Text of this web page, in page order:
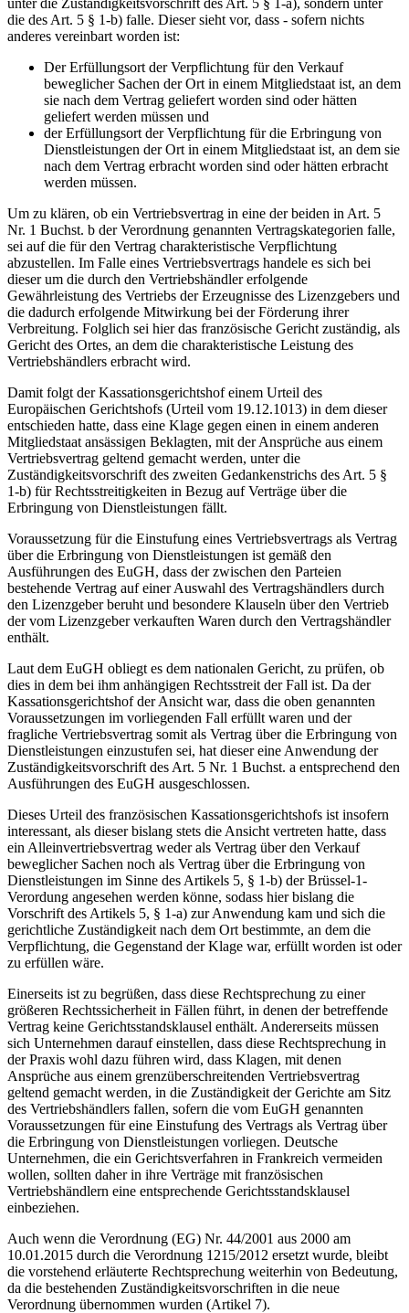
die des Art. 5 § 1-b) falle. Dieser sieht vor, dass - sofern nichts
anderes vereinbart worden ist:
Der Erfüllungsort der Verpflichtung für den Verkauf
beweglicher Sachen der Ort in einem Mitgliedstaat ist, an dem
sie nach dem Vertrag geliefert worden sind oder hätten
geliefert werden müssen und
der Erfüllungsort der Verpflichtung für die Erbringung von
Dienstleistungen der Ort in einem Mitgliedstaat ist, an dem sie
nach dem Vertrag erbracht worden sind oder hätten erbracht
werden müssen.
Um zu klären, ob ein Vertriebsvertrag in eine der beiden in Art. 5
Nr. 1 Buchst. b der Verordnung genannten Vertragskategorien falle,
sei auf die für den Vertrag charakteristische Verpflichtung
abzustellen. Im Falle eines Vertriebsvertrags handele es sich bei
dieser um die durch den Vertriebshändler erfolgende
Gewährleistung des Vertriebs der Erzeugnisse des Lizenzgebers und
die dadurch erfolgende Mitwirkung bei der Förderung ihrer
Verbreitung. Folglich sei hier das französische Gericht zuständig, als
Gericht des Ortes, an dem die charakteristische Leistung des
Vertriebshändlers erbracht wird.
Damit folgt der Kassationsgerichtshof einem Urteil des
Europäischen Gerichtshofs (Urteil vom 19.12.1013) in dem dieser
entschieden hatte, dass eine Klage gegen einen in einem anderen
Mitgliedstaat ansässigen Beklagten, mit der Ansprüche aus einem
Vertriebsvertrag geltend gemacht werden, unter die
Zuständigkeitsvorschrift des zweiten Gedankenstrichs des Art. 5 §
1-b) für Rechtsstreitigkeiten in Bezug auf Verträge über die
Erbringung von Dienstleistungen fällt.
Voraussetzung für die Einstufung eines Vertriebsvertrags als Vertrag
über die Erbringung von Dienstleistungen ist gemäß den
Ausführungen des EuGH, dass der zwischen den Parteien
bestehende Vertrag auf einer Auswahl des Vertragshändlers durch
den Lizenzgeber beruht und besondere Klauseln über den Vertrieb
der vom Lizenzgeber verkauften Waren durch den Vertragshändler
enthält.
Laut dem EuGH obliegt es dem nationalen Gericht, zu prüfen, ob
dies in dem bei ihm anhängigen Rechtsstreit der Fall ist. Da der
Kassationsgerichtshof der Ansicht war, dass die oben genannten
Voraussetzungen im vorliegenden Fall erfüllt waren und der
fragliche Vertriebsvertrag somit als Vertrag über die Erbringung von
Dienstleistungen einzustufen sei, hat dieser eine Anwendung der
Zuständigkeitsvorschrift des Art. 5 Nr. 1 Buchst. a entsprechend den
Ausführungen des EuGH ausgeschlossen.
Dieses Urteil des französischen Kassationsgerichtshofs ist insofern
interessant, als dieser bislang stets die Ansicht vertreten hatte, dass
ein Alleinvertriebsvertrag weder als Vertrag über den Verkauf
beweglicher Sachen noch als Vertrag über die Erbringung von
Dienstleistungen im Sinne des Artikels 5, § 1-b) der Brüssel-1-
Verordung angesehen werden könne, sodass hier bislang die
Vorschrift des Artikels 5, § 1-a) zur Anwendung kam und sich die
gerichtliche Zuständigkeit nach dem Ort bestimmte, an dem die
Verpflichtung, die Gegenstand der Klage war, erfüllt worden ist oder
zu erfüllen wäre.
Einerseits ist zu begrüßen, dass diese Rechtsprechung zu einer
größeren Rechtssicherheit in Fällen führt, in denen der betreffende
Vertrag keine Gerichtsstandsklausel enthält. Andererseits müssen
sich Unternehmen darauf einstellen, dass diese Rechtsprechung in
der Praxis wohl dazu führen wird, dass Klagen, mit denen
Ansprüche aus einem grenzüberschreitenden Vertriebsvertrag
geltend gemacht werden, in die Zuständigkeit der Gerichte am Sitz
des Vertriebshändlers fallen, sofern die vom EuGH genannten
Voraussetzungen für eine Einstufung des Vertrags als Vertrag über
die Erbringung von Dienstleistungen vorliegen. Deutsche
Unternehmen, die ein Gerichtsverfahren in Frankreich vermeiden
wollen, sollten daher in ihre Verträge mit französischen
Vertriebshändlern eine entsprechende Gerichtsstandsklausel
einbeziehen.
Auch wenn die Verordnung (EG) Nr. 44/2001 aus 2000 am
10.01.2015 durch die Verordnung 1215/2012 ersetzt wurde, bleibt
die vorstehend erläuterte Rechtsprechung weiterhin von Bedeutung,
da die bestehenden Zuständigkeitsvorschriften in die neue
Verordnung übernommen wurden (Artikel 7).